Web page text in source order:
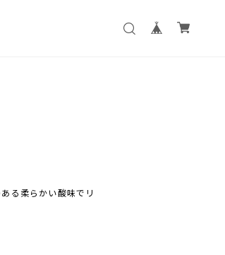
る柔らかい酸味でリ